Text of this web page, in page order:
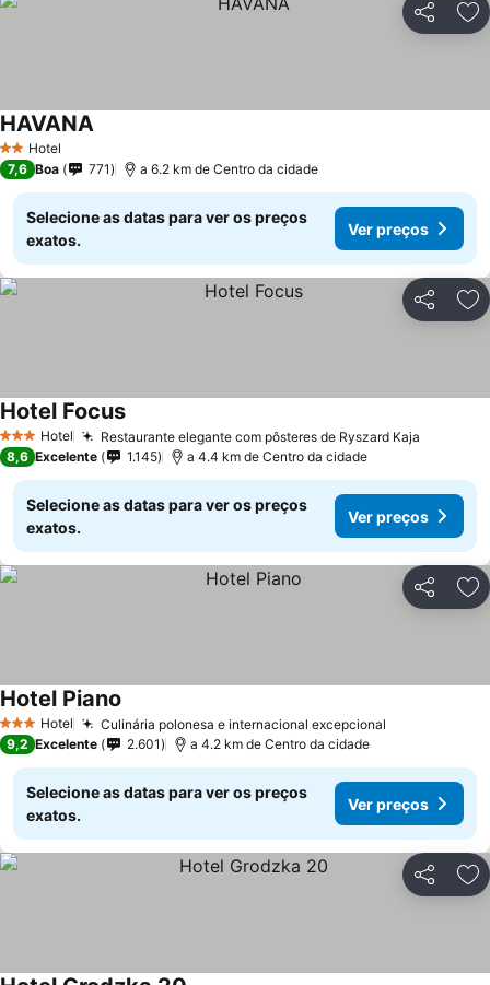
Partilhar
2 Estrelas
Hotel
HAVANAVer preços
7,6 Boa 771 a 6.2 km de Centro da cidade
Selecione as datas para ver os preços
exatos.
Ver preços
Partilhar
3 EstrelasHotel Restaurante elegante com pôsteres de Ryszard Kaja
Hotel FocusVer preços
8,6 Excelente 1.145 a 4.4 km de Centro da cidade
Selecione as datas para ver os preços
exatos.
Ver preços
Partilhar
3 EstrelasHotel Culinária polonesa e internacional excepcional
Hotel Piano
9,2 Excelente 2.601 a 4.2 km de Centro da cidade
Selecione as datas para ver os preços
exatos.
Ver preços
Partilhar